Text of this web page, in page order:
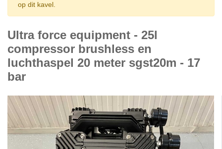
op dit kavel.
Ultra force equipment - 25l
compressor brushless en
luchthaspel 20 meter sgst20m - 17
bar